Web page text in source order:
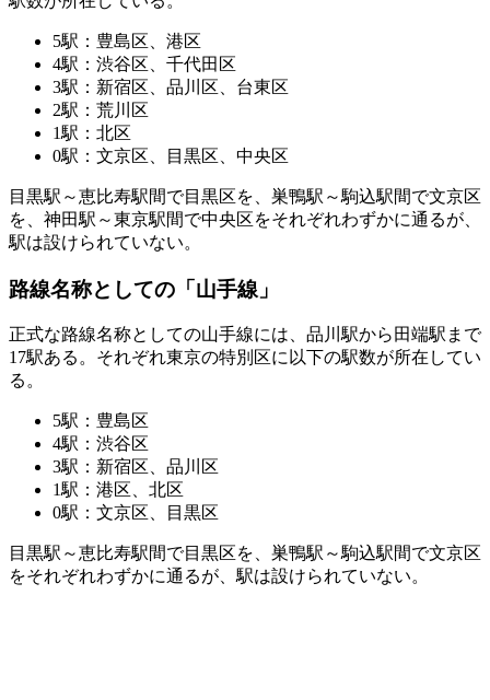
5駅：豊島区、港区
4駅：渋谷区、千代田区
3駅：新宿区、品川区、台東区
2駅：荒川区
1駅：北区
0駅：文京区、目黒区、中央区
目黒駅～恵比寿駅間で目黒区を、巣鴨駅～駒込駅間で文京区
を、神田駅～東京駅間で中央区をそれぞれわずかに通るが、
駅は設けられていない。
路線名称としての「山手線」
正式な路線名称としての山手線には、品川駅から田端駅まで
17駅ある。それぞれ東京の特別区に以下の駅数が所在してい
る。
5駅：豊島区
4駅：渋谷区
3駅：新宿区、品川区
1駅：港区、北区
0駅：文京区、目黒区
目黒駅～恵比寿駅間で目黒区を、巣鴨駅～駒込駅間で文京区
をそれぞれわずかに通るが、駅は設けられていない。